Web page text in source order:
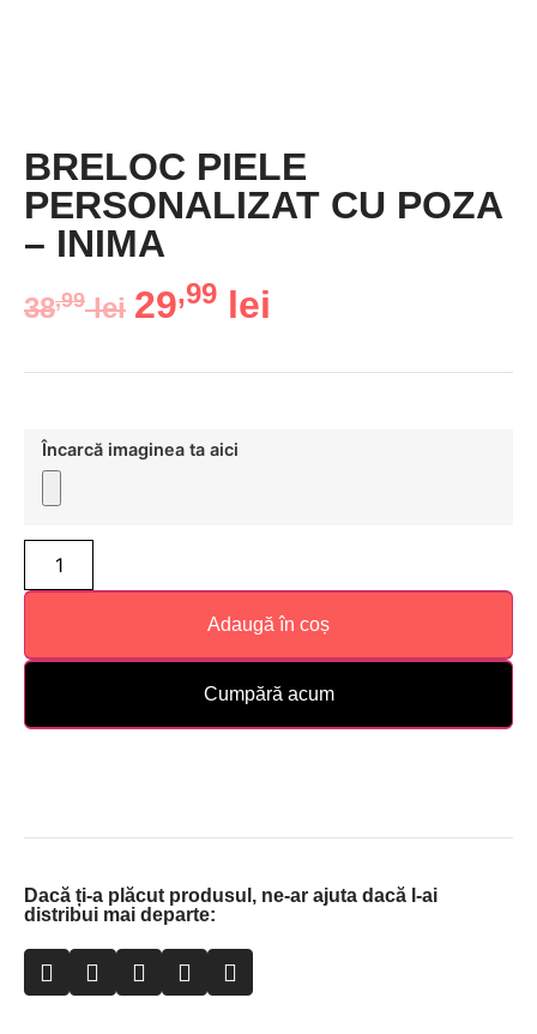
BRELOC PIELE
PERSONALIZAT CU POZA
– INIMA
38,99 lei 29,99 lei
Încarcă imaginea ta aici
Adaugă în coș
Cumpără acum
Dacă ți-a plăcut produsul, ne-ar ajuta dacă l-ai
distribui mai departe: